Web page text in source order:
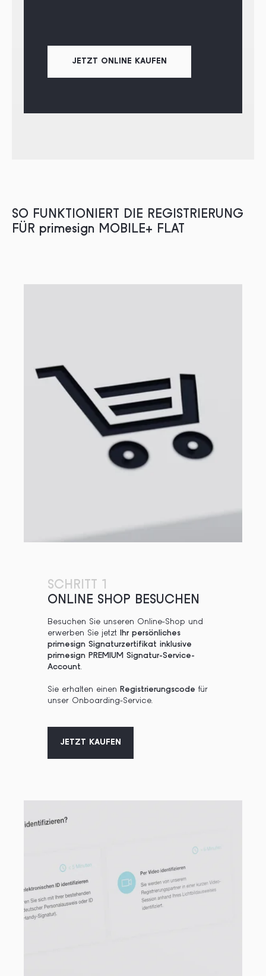
JETZT ONLINE KAUFEN
SO FUNKTIONIERT DIE REGISTRIERUNG
FÜR primesign MOBILE+ FLAT
SCHRITT 1
ONLINE SHOP BESUCHEN
Besuchen Sie unseren Online-Shop und
erwerben Sie jetzt Ihr persönliches
primesign Signaturzertifikat inklusive
primesign PREMIUM Signatur-Service-
Account.
Sie erhalten einen Registrierungscodefür
unser Onboarding-Service.
JETZT KAUFEN